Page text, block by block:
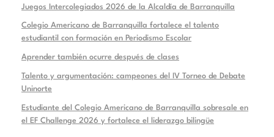
Juegos Intercolegiados 2026 de la Alcaldía de Barranquilla
Colegio Americano de Barranquilla fortalece el talento
estudiantil con formación en Periodismo Escolar
Aprender también ocurre después de clases
Talento y argumentación: campeones del IV Torneo de Debate
Uninorte
Estudiante del Colegio Americano de Barranquilla sobresale en
el EF Challenge 2026 y fortalece el liderazgo bilingüe